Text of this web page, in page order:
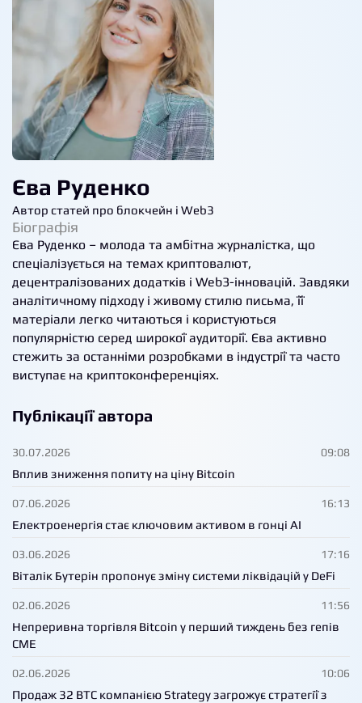
Єва Руденко
Автор статей про блокчейн і Web3
Біографія
Єва Руденко – молода та амбітна журналістка, що
спеціалізується на темах криптовалют,
децентралізованих додатків і Web3-інновацій. Завдяки
аналітичному підходу і живому стилю письма, її
матеріали легко читаються і користуються
популярністю серед широкої аудиторії. Єва активно
стежить за останніми розробками в індустрії та часто
виступає на криптоконференціях.
Публікації автора
30.07.2026 09:08
Вплив зниження попиту на ціну Bitcoin
07.06.2026 16:13
Електроенергія стає ключовим активом в гонці AI
03.06.2026 17:16
Віталік Бутерін пропонує зміну системи ліквідацій у DeFi
02.06.2026 11:56
Непреривна торгівля Bitcoin у перший тиждень без гепів
CME
02.06.2026 10:06
Продаж 32 BTC компанією Strategy загрожує стратегії з